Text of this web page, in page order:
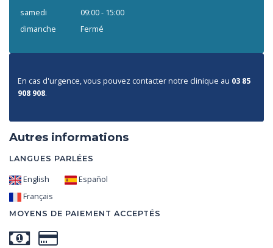
samedi
09:00 - 15:00
dimanche
Fermé
En cas d'urgence, vous pouvez contacter notre clinique au 03 85
908 908.
Autres informations
LANGUES PARLÉES
English
Español
Français
MOYENS DE PAIEMENT ACCEPTÉS